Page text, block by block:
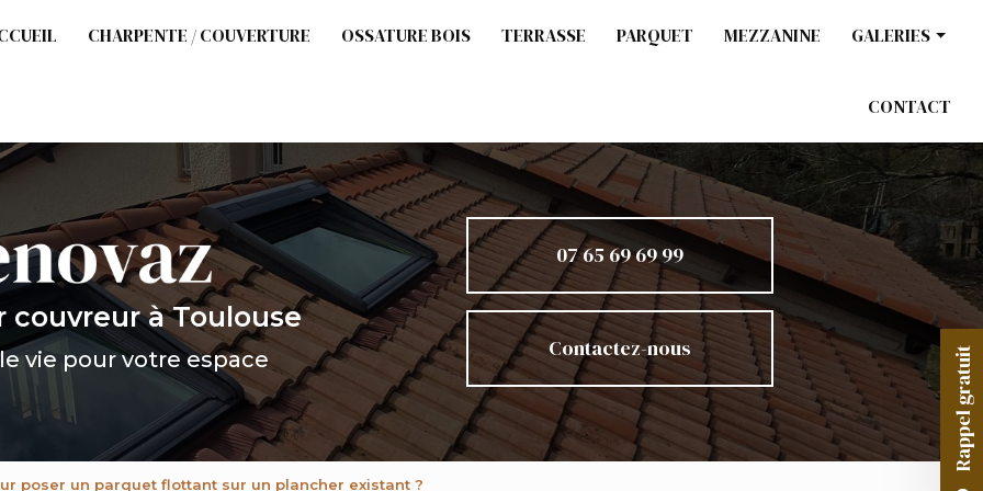
Rappel gratuit
CHARPENTE / COUVERTURE OSSATURE BOIS TERRASSE PARQUET MEZZANINE GALERIES
Terrasse
Parquet
Mezzanine
CONTACT
couvreurà Toulouse
vie pour votre espace
07 65 69 69 99
Contactez-nous
poser un parquet flottant sur un plancher existant ?